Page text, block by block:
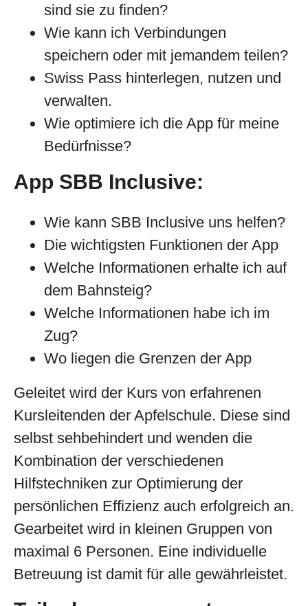
sind sie zu finden?
Wie kann ich Verbindungen
speichern oder mit jemandem teilen?
Swiss Pass hinterlegen, nutzen und
verwalten.
Wie optimiere ich die App für meine
Bedürfnisse?
App SBB Inclusive:
Wie kann SBB Inclusive uns helfen?
Die wichtigsten Funktionen der App
Welche Informationen erhalte ich auf
dem Bahnsteig?
Welche Informationen habe ich im
Zug?
Wo liegen die Grenzen der App
Geleitet wird der Kurs von erfahrenen
Kursleitenden der Apfelschule. Diese sind
selbst sehbehindert und wenden die
Kombination der verschiedenen
Hilfstechniken zur Optimierung der
persönlichen Effizienz auch erfolgreich an.
Gearbeitet wird in kleinen Gruppen von
maximal 6 Personen. Eine individuelle
Betreuung ist damit für alle gewährleistet.